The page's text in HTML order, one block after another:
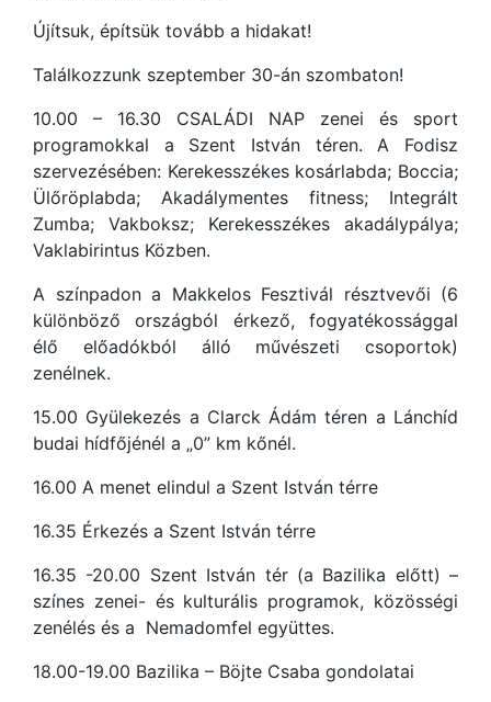
Újítsuk, építsük tovább a hidakat!
Találkozzunk szeptember 30-án szombaton!
10.00 – 16.30 CSALÁDI NAP zenei és sport
programokkal a Szent István téren. A Fodisz
szervezésében: Kerekesszékes kosárlabda; Boccia;
Ülőröplabda; Akadálymentes fitness; Integrált
Zumba; Vakboksz; Kerekesszékes akadálypálya;
Vaklabirintus Közben.
A színpadon a Makkelos Fesztivál résztvevői (6
különböző országból érkező, fogyatékossággal
élő előadókból álló művészeti csoportok)
zenélnek.
15.00 Gyülekezés a Clarck Ádám téren a Lánchíd
budai hídfőjénél a „0” km kőnél.
16.00 A menet elindul a Szent István térre
16.35 Érkezés a Szent István térre
16.35 -20.00 Szent István tér (a Bazilika előtt) –
színes zenei- és kulturális programok, közösségi
zenélés és a Nemadomfel együttes.
18.00-19.00 Bazilika – Böjte Csaba gondolatai